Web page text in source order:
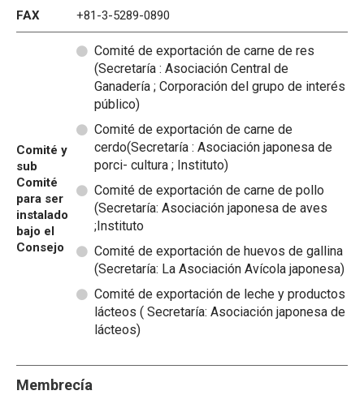
FAX +81-3-5289-0890
Comité y
sub
Comité
para ser
instalado
bajo el
Consejo
Comité de exportación de carne de res
(Secretaría : Asociación Central de
Ganadería ; Corporación del grupo de interés
público)
Comité de exportación de carne de
cerdo(Secretaría : Asociación japonesa de
porci- cultura ; Instituto)
Comité de exportación de carne de pollo
(Secretaría: Asociación japonesa de aves
;Instituto
Comité de exportación de huevos de gallina
(Secretaría: La Asociación Avícola japonesa)
Comité de exportación de leche y productos
lácteos ( Secretaría: Asociación japonesa de
lácteos)
Membrecía